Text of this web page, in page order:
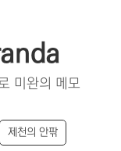
미완의 메모
제천의 안팎